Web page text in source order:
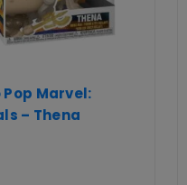
Pop Marvel:
– Thena